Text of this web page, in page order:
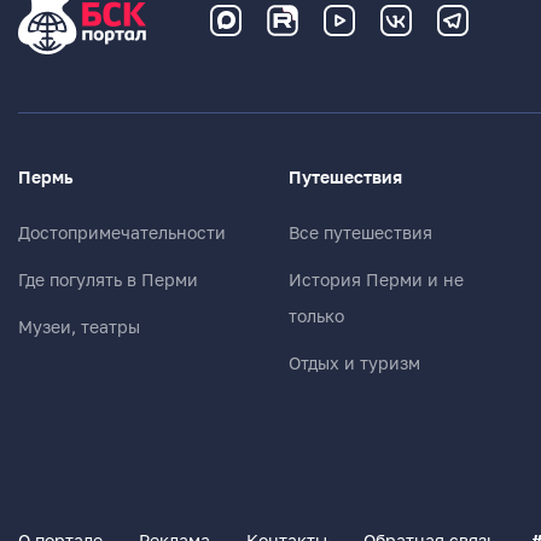
Пермь
Достопримечательности
Где погулять в Перми
Музеи, театры
Путешествия
Все путешествия
История Перми и не
только
Отдых и туризм